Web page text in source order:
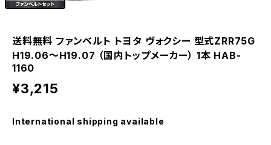
送料無料 ファンベルト トヨタ ヴォクシー 型式ZRR75G
H19.06～H19.07 （国内トップメーカー） 1本 HAB-
1160
¥3,215
International shipping available